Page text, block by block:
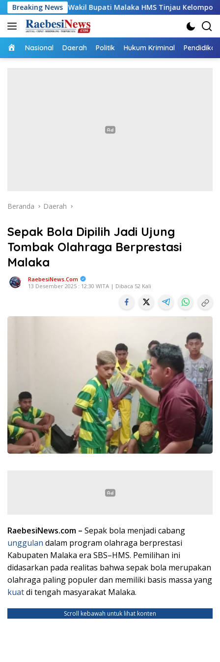
Langsung
ke
konten
Breaking News
Wakil Bupati Malaka HMS Tinjau Kelompok Peternak
Home
Nasional Daerah Politik Hukum Kriminal Pendidikan
Beranda Daerah
Sepak Bola Dipilih Jadi Ujung
Tombak Olahraga Berprestasi
Malaka
RaebesiNews.Com
13 Desember 2025 : 12:30 WITA | Dibaca 52 Kali
RaebesiNews.com – Sepak bola menjadi cabang
unggulan dalam program olahraga berprestasi
Kabupaten Malaka era SBS–HMS. Pemilihan ini
didasarkan pada realitas bahwa sepak bola merupakan
olahraga paling populer dan memiliki basis massa yang
kuatdi tengah masyarakat Malaka.
Scroll kebawah untuk lihat konten